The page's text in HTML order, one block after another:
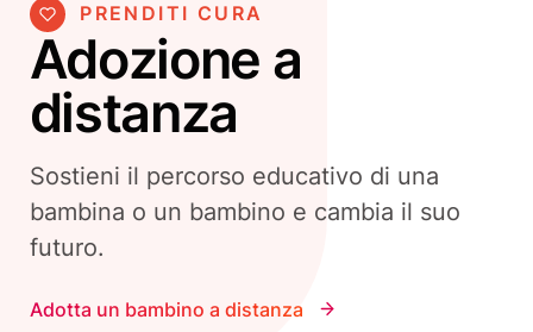
PRENDITI CURA
Adozione a
distanza
Sostieni il percorso educativo di una
bambina o un bambino e cambia il suo
futuro.
Adotta un bambino a distanza